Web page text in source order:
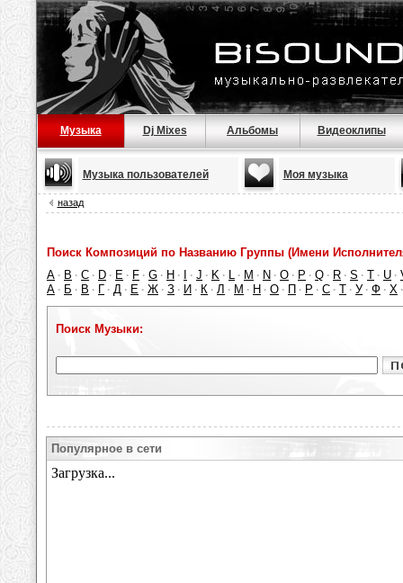
Музыка Dj Mixes Альбомы Видеоклипы
Музыка пользователей Моя музыка
назад
Поиск Композиций по Названию Группы (Имени
A · B · C · D · E · F · G · H · · J · K · L · M · N · O · P · Q · R · S · T · U ·
А · Б · В · Г · Д · Е · Ж · З · И · К · Л · М · Н · О · П · Р · С · Т · У · Ф · Х
Поиск Музыки:
Популярное в сети